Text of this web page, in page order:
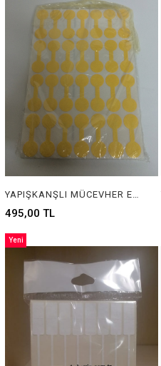
495,00 TL
Yeni